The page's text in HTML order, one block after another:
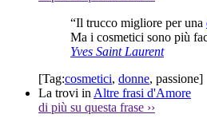
“Il trucco migliore per una
Ma i cosmetici sono più
Yves Saint Laurent
[Tag:cosmetici, donne, passione]
La trovi in Altre frasi d'Amore
di più su questa frase ››